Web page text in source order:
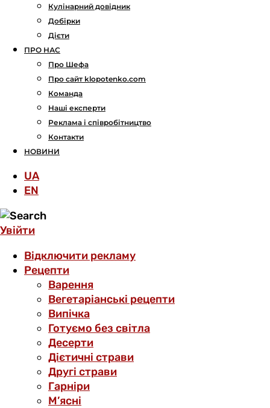
Кулінарний довідник
Добірки
Дієти
ПРО НАС
Про Шефа
Про сайт klopotenko.com
Команда
Наші експерти
Реклама і співробітництво
Контакти
НОВИНИ
UA
EN
Увійти
Відключити рекламу
Рецепти
Варення
Вегетаріанські рецепти
Випічка
Готуємо без світла
Десерти
Дієтичні страви
Другі страви
Гарніри
М’ясні